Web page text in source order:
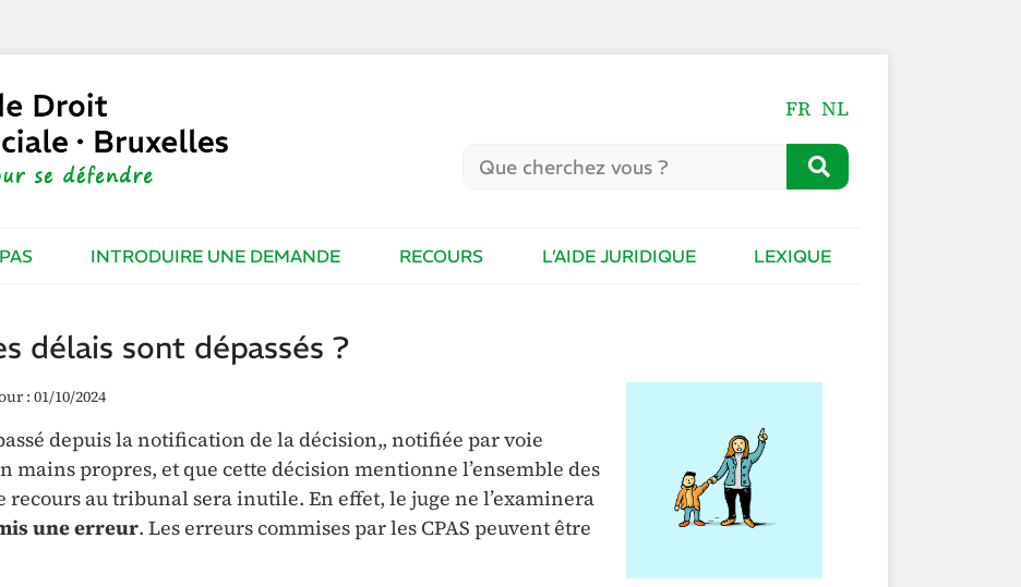
FR NL
INTRODUIRE UNE DEMANDE RECOURS L’AIDE JURIDIQUE LEXIQUE
délais sont dépassés ?
: 01/10/2024
depuis la notification de la décision,, notifiée par voie
mains propres, et que cette décision mentionne l’ensemble des
au tribunal sera inutile. En effet, le juge ne l’examinera
une erreur. Les erreurs commises par les CPAS peuvent être